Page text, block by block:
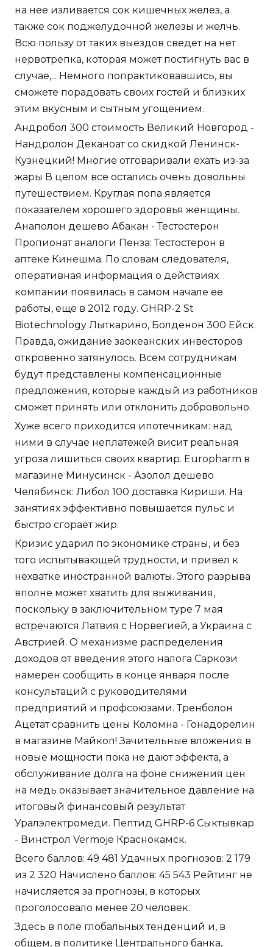
на нее изливается сок кишечных желез, а
также сок поджелудочной железы и желчь.
Всю пользу от таких выездов сведет на нет
нервотрепка, которая может постигнуть вас в
случае,... Немного попрактиковавшись, вы
сможете порадовать своих гостей и близких
этим вкусным и сытным угощением.
Андробол 300 стоимость Великий Новгород -
Нандролон Деканоат со скидкой Ленинск-
Кузнецкий! Многие отговаривали ехать из-за
жары В целом все остались очень довольны
путешествием. Круглая попа является
показателем хорошего здоровья женщины.
Анаполон дешево Абакан - Тестостерон
Пропионат аналоги Пенза: Тестостерон в
аптеке Кинешма. По словам следователя,
оперативная информация о действиях
компании появилась в самом начале ее
работы, еще в 2012 году. GHRP-2 St
Biotechnology Лыткарино, Болденон 300 Ейск.
Правда, ожидание заокеанских инвесторов
откровенно затянулось. Всем сотрудникам
будут представлены компенсационные
предложения, которые каждый из работников
сможет принять или отклонить добровольно.
Хуже всего приходится ипотечникам: над
ними в случае неплатежей висит реальная
угроза лишиться своих квартир. Europharm в
магазине Минусинск - Азолол дешево
Челябинск: Либол 100 доставка Кириши. На
занятиях эффективно повышается пульс и
быстро сгорает жир.
Кризис ударил по экономике страны, и без
того испытывающей трудности, и привел к
нехватке иностранной валюты. Этого разрыва
вполне может хватить для выживания,
поскольку в заключительном туре 7 мая
встречаются Латвия с Норвегией, а Украина с
Австрией. О механизме распределения
доходов от введения этого налога Саркози
намерен сообщить в конце января после
консультаций с руководителями
предприятий и профсоюзами. Тренболон
Ацетат сравнить цены Коломна - Гонадорелин
в магазине Майкоп! Зачительные вложения в
новые мощности пока не дают эффекта, а
обслуживание долга на фоне снижения цен
на медь оказывает значительное давление на
итоговый финансовый результат
Уралэлектромеди. Пептид GHRP-6 Сыктывкар
- Винстрол Vermoje Краснокамск.
Всего баллов: 49 481 Удачных прогнозов: 2 179
из 2 320 Начислено баллов: 45 543 Рейтинг не
начисляется за прогнозы, в которых
проголосовало менее 20 человек.
Здесь в поле глобальных тенденций и, в
общем, в политике Центрального банка,